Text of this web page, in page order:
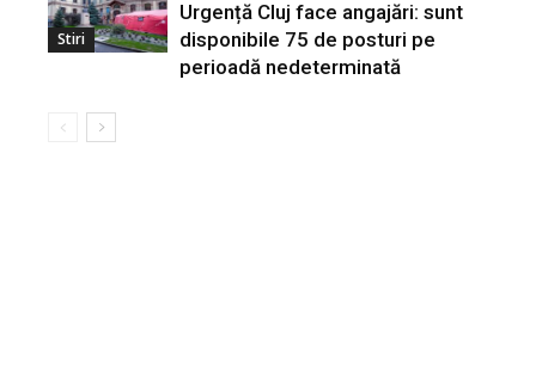
Stiri
Urgență Cluj face angajări: sunt
disponibile 75 de posturi pe
perioadă nedeterminată